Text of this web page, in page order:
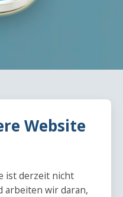
Website
ist derzeit nicht
arbeiten wir daran,